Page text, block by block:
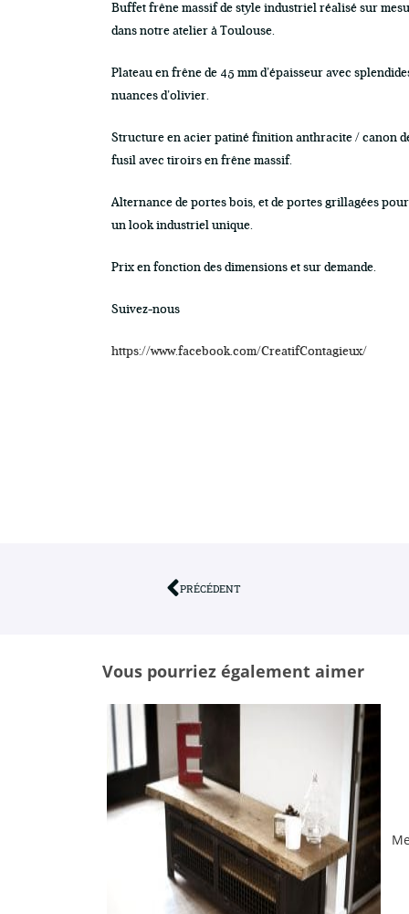
Buffet frêne massif de style industriel réalisé sur
dans notre atelier à Toulouse.
Plateau en frêne de 45 mm d’épaisseur avec
nuances d’olivier.
Structure en acier patiné finition anthracite / canon
fusil avec tiroirs en frêne massif.
Alternance de portes bois, et de portes grillagées pour
un look industriel unique.
Prix en fonction des dimensions et sur demande.
Suivez-nous
https://www.facebook.com/CreatifContagieux/
PRÉCÉDENT
Vous pourriez également aimer